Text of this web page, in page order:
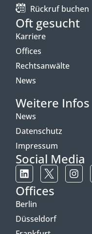
Rückruf buchen
Oft gesucht
Karriere
Offices
Rechtsanwälte
News
Weitere Infos
News
Datenschutz
Impressum
Social Media
Offices
Berlin
Düsseldorf